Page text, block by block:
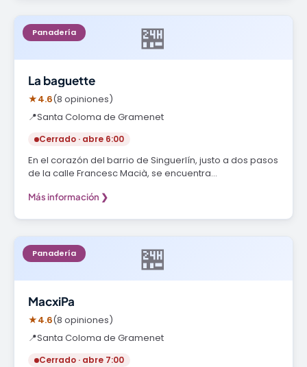
🏪
Panadería
La baguette
★4.6(8 opiniones)
📍Santa Coloma de Gramenet
Cerrado · abre 6:00
En el corazón del barrio de Singuerlín, justo a dos pasos
de la calle Francesc Macià, se encuentra…
Más información ❯
🏪
Panadería
MacxiPa
★4.6(8 opiniones)
📍Santa Coloma de Gramenet
Cerrado · abre 7:00